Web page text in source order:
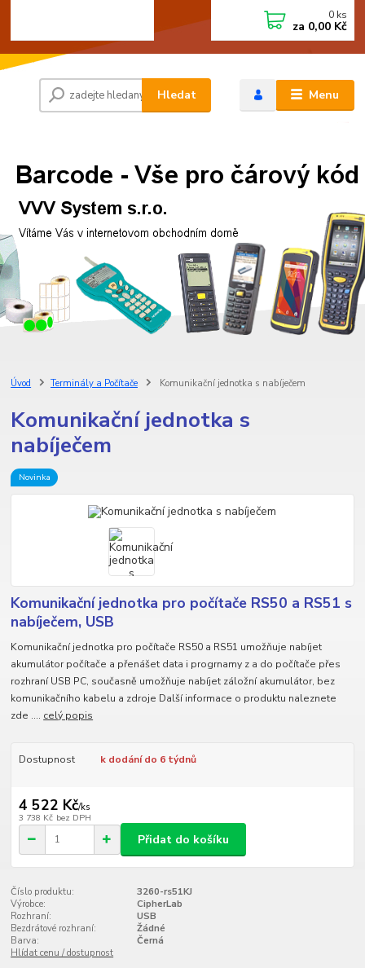
Menu
Hledat
0 ks
za 0,00 Kč
Úvod Terminály a Počítače Komunikační jednotka s nabíječem
Komunikační jednotka s
nabíječem
Novinka
Komunikační jednotka pro počítače RS50 a RS51 s
nabíječem, USB
Komunikační jednotka pro počítače RS50 a RS51 umožňuje nabíjet
akumulátor počítače a přenášet data i progrnamy z a do počítače přes
rozhraní USB PC, současně umožňuje nabíjet záložní akumulátor, bez
komunikačního kabelu a zdroje Další informace o produktu naleznete
zde .... celý popis
Dostupnost k dodání do 6 týdnů
4 522 Kč/ks
3 738 Kč bez DPH
Přidat do košíku
Číslo produktu:
3260-rs51KJ
Výrobce:
CipherLab
Rozhraní:
USB
Bezdrátové rozhraní:
Žádné
Barva:
Černá
Hlídat cenu / dostupnost